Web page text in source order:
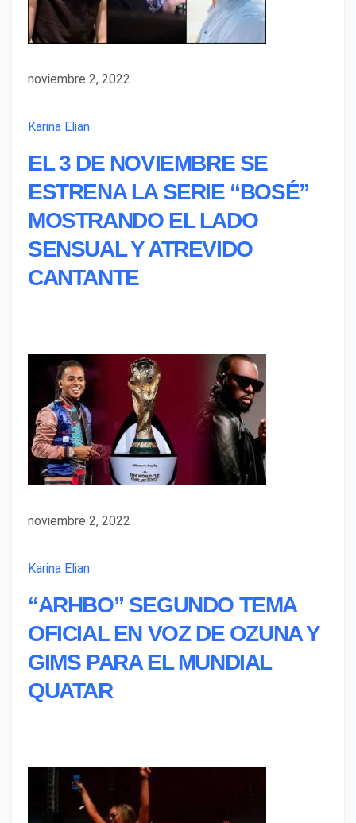
noviembre 2, 2022
Karina Elian
EL 3 DE NOVIEMBRE SE
ESTRENA LA SERIE “BOSÉ”
MOSTRANDO EL LADO
SENSUAL Y ATREVIDO
CANTANTE
noviembre 2, 2022
Karina Elian
“ARHBO” SEGUNDO TEMA
OFICIAL EN VOZ DE OZUNA Y
GIMS PARA EL MUNDIAL
QUATAR